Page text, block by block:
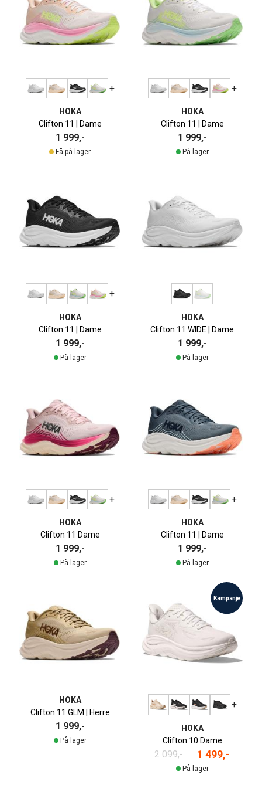
+
HOKA
Clifton 11 | Dame
1 999,-
Få på lager
+
HOKA
Clifton 11 | Dame
1 999,-
På lager
+
HOKA
Clifton 11 | Dame
1 999,-
På lager
HOKA
Clifton 11 WIDE | Dame
1 999,-
På lager
+
HOKA
Clifton 11 Dame
1 999,-
På lager
+
HOKA
Clifton 11 | Dame
1 999,-
På lager
HOKA
Clifton 11 GLM | Herre
1 999,-
På lager
Kampanje
+
HOKA
Clifton 10 Dame
2 099,- 1 499,-
På lager